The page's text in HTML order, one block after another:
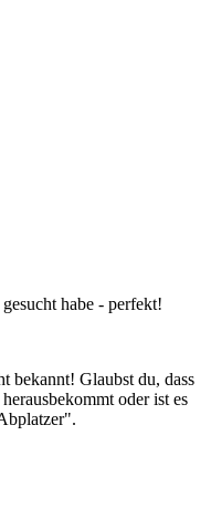
habe - perfekt!
bekannt! Glaubst du, dass
oder ist es